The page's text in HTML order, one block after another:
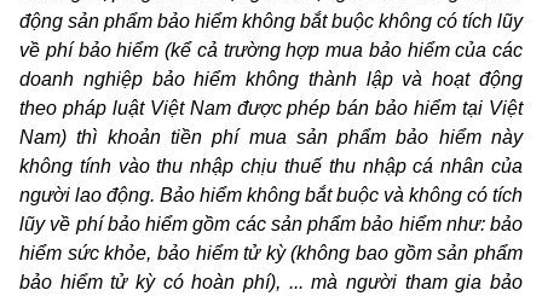
động sản phẩm bảo hiểm không bắt buộc không có tích lũy
về phí bảo hiểm (kể cả trường hợp mua bảo hiểm của các
doanh nghiệp bảo hiểm không thành lập và hoạt động
theo pháp luật Việt Nam được phép bán bảo hiểm tại Việt
Nam) thì khoản tiền phí mua sản phẩm bảo hiểm này
không tính vào thu nhập chịu thuế thu nhập cá nhân của
người lao động. Bảo hiểm không bắt buộc và không có tích
lũy về phí bảo hiểm gồm các sản phẩm bảo hiểm như: bảo
hiểm sức khỏe, bảo hiểm tử kỳ (không bao gồm sản phẩm
bảo hiểm tử kỳ có hoàn phí), ... mà người tham gia bảo